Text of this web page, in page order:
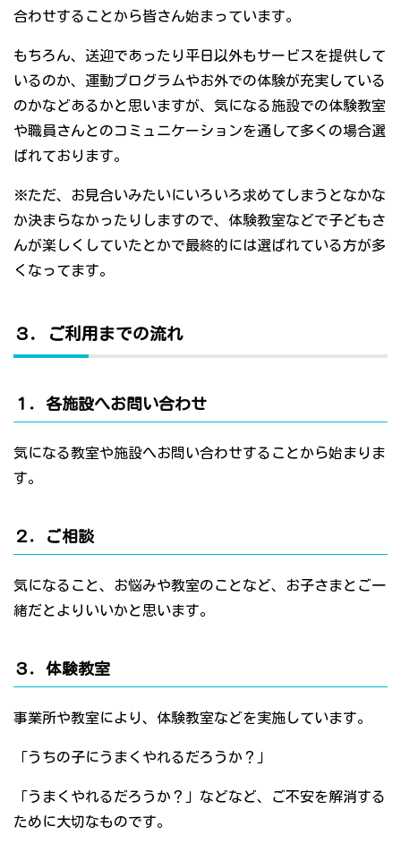
合わせすることから皆さん始まっています。
もちろん、送迎であったり平日以外もサービスを提供して
いるのか、運動プログラムやお外での体験が充実している
のかなどあるかと思いますが、気になる施設での体験教室
や職員さんとのコミュニケーションを通して多くの場合選
ばれております。
※ただ、お見合いみたいにいろいろ求めてしまうとなかな
か決まらなかったりしますので、体験教室などで子どもさ
んが楽しくしていたとかで最終的には選ばれている方が多
くなってます。
３．ご利用までの流れ
１．各施設へお問い合わせ
気になる教室や施設へお問い合わせすることから始まりま
す。
２．ご相談
気になること、お悩みや教室のことなど、お子さまとご一
緒だとよりいいかと思います。
３．体験教室
事業所や教室により、体験教室などを実施しています。
「うちの子にうまくやれるだろうか？」
「うまくやれるだろうか？」などなど、ご不安を解消する
ために大切なものです。